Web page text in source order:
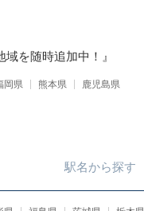
域を随時追加中！』
岡県 熊本県 鹿児島県
駅名から探す